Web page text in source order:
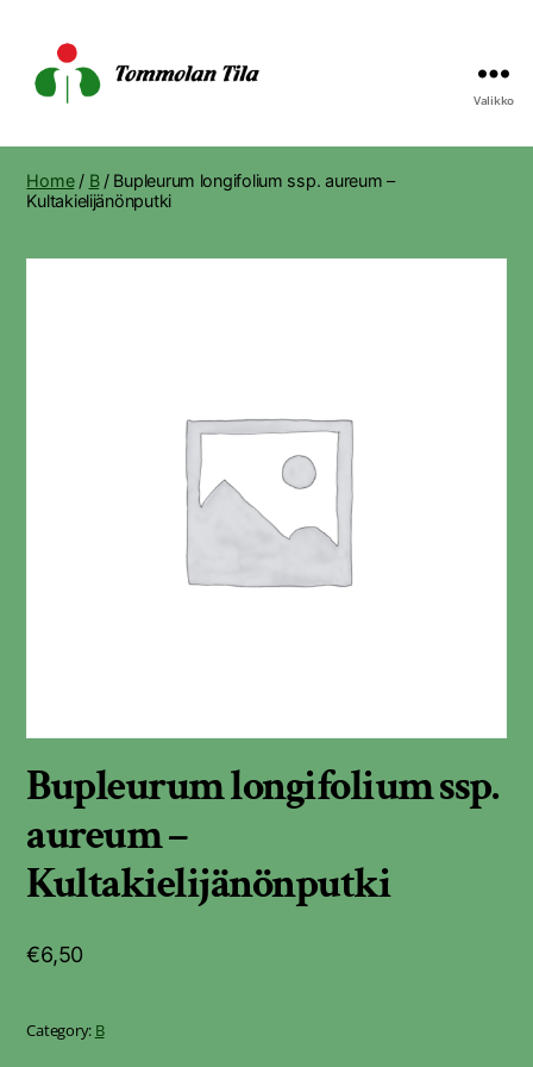
Tila
Valikko
Home/ B/ Bupleurum longifolium ssp. aureum –
Kultakielijänönputki
Bupleurum longifolium ssp.
aureum –
Kultakielijänönputki
€6,50
Category: B